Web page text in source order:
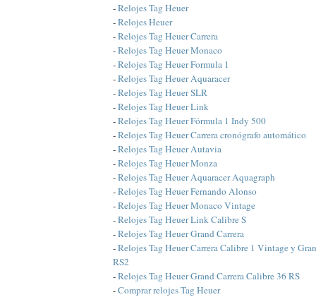
-Relojes Tag Heuer
-Relojes Heuer
-Relojes Tag Heuer Carrera
-Relojes Tag Heuer Monaco
-Relojes Tag Heuer Formula 1
-Relojes Tag Heuer Aquaracer
-Relojes Tag Heuer SLR
-Relojes Tag Heuer Link
-Relojes Tag Heuer Fórmula 1 Indy 500
-Relojes Tag Heuer Carrera cronógrafo automático
-Relojes Tag Heuer Autavia
-Relojes Tag Heuer Monza
-Relojes Tag Heuer Aquaracer Aquagraph
-Relojes Tag Heuer Fernando Alonso
-Relojes Tag Heuer Monaco Vintage
-Relojes Tag Heuer Link Calibre S
-Relojes Tag Heuer Grand Carrera
-Relojes Tag Heuer Carrera Calibre 1 Vintage y
RS2
-Relojes Tag Heuer Grand Carrera Calibre 36 RS
-Comprar relojes Tag Heuer